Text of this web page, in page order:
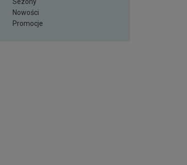
Nowości
Promocje